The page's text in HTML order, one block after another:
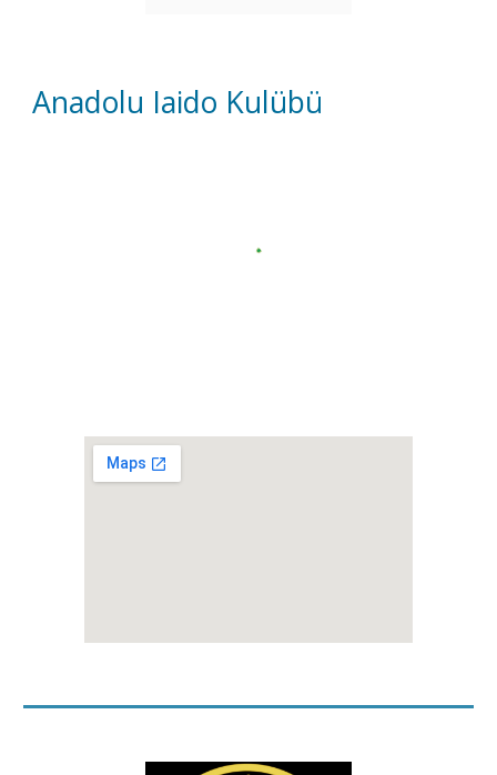
Anadolu Iaido Kulübü